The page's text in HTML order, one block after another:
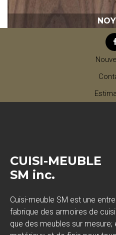
CUISI-MEUBLE
SM inc.
Cuisi-meuble SM est une
fabrique des armoires de
que des meubles sur